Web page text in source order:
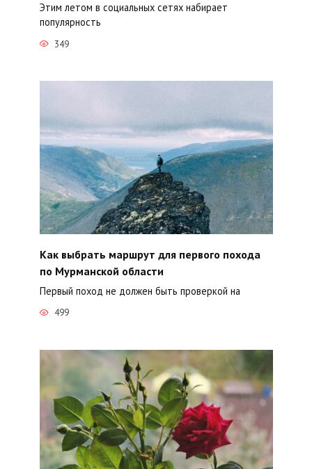
Этим летом в социальных сетях набирает
популярность
349
Как выбрать маршрут для первого похода
по Мурманской области
Первый поход не должен быть проверкой на
499